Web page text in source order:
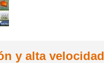
y alta velocidad